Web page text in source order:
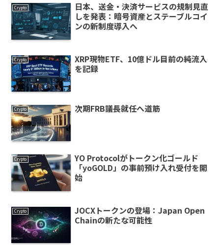
Crypto
日本、送金・決済サービスの規制見直
しを発表：暗号資産とステーブルコイ
ンの新制度導入へ
Crypto
XRP現物ETF、10億ドル目前の純流入
を記録
Crypto 次期FRB議長就任へ道筋
Crypto
YO Protocolがトークン化ゴールド
「yoGOLD」の事前預け入れ受付を開
始
Crypto
JOCXトークンの登場：Japan Open
Chainの新たな可能性